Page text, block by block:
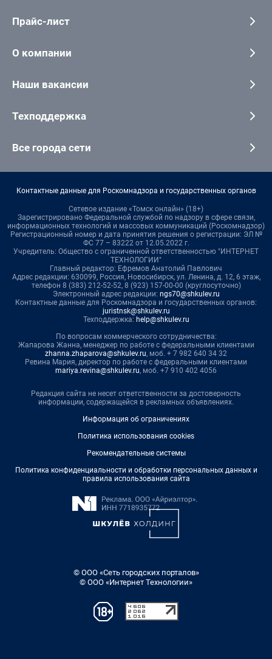
Прайс-лист
О компании
Наши вакансии
Техподдержка
Все города сети
Контактные данные для Роскомнадзора и государственных органов
Сетевое издание «Томск онлайн» (18+)
Зарегистрировано Федеральной службой по надзору в сфере связи,
информационных технологий и массовых коммуникаций (Роскомнадзор)
Регистрационный номер и дата принятия решения о регистрации: ЭЛ №
ФС 77 – 83222 от 12.05.2022 г.
Учредитель: Общество с ограниченной ответственностью "ИНТЕРНЕТ
ТЕХНОЛОГИИ"
Главный редактор: Ефремов Анатолий Павлович
Адрес редакции: 630099, Россия, Новосибирск, ул. Ленина, д. 12, 6 этаж,
телефон 8 (383) 212-52-52, 8 (923) 157-00-00 (круглосуточно)
Электронный адрес редакции: ngs70@shkulev.ru
Контактные данные для Роскомнадзора и государственных органов:
juristnsk@shkulev.ru
Техподдержка: help@shkulev.ru
По вопросам коммерческого сотрудничества:
Жапарова Жанна, менеджер по работе с федеральными клиентами
zhanna.zhaparova@shkulev.ru, моб. + 7 982 640 34 32
Ревина Мария, директор по работе с федеральными клиентами
mariya.revina@shkulev.ru, моб. +7 910 402 4056
Редакция сайта не несет ответственности за достоверность
информации, содержащейся в рекламных объявлениях.
Информация об ограничениях
Политика использования cookies
Рекомендательные системы
Политика конфиденциальности и обработки персональных данных и
правила использования сайта
© ООО «Сеть городских порталов»
© ООО «Интернет Технологии»